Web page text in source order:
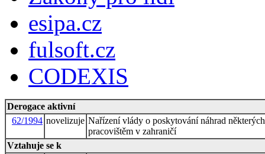
esipa.cz
fulsoft.cz
CODEXIS
Derogace aktivní
62/1994 novelizuje Nařízení vlády o poskytování náhrad
pracovištěm v zahraničí
Vztahuje se k